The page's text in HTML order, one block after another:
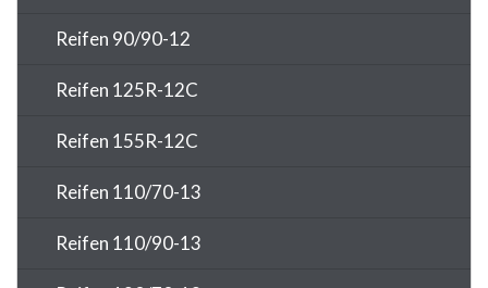
Reifen 90/90-12
Reifen 125R-12C
Reifen 155R-12C
Reifen 110/70-13
Reifen 110/90-13